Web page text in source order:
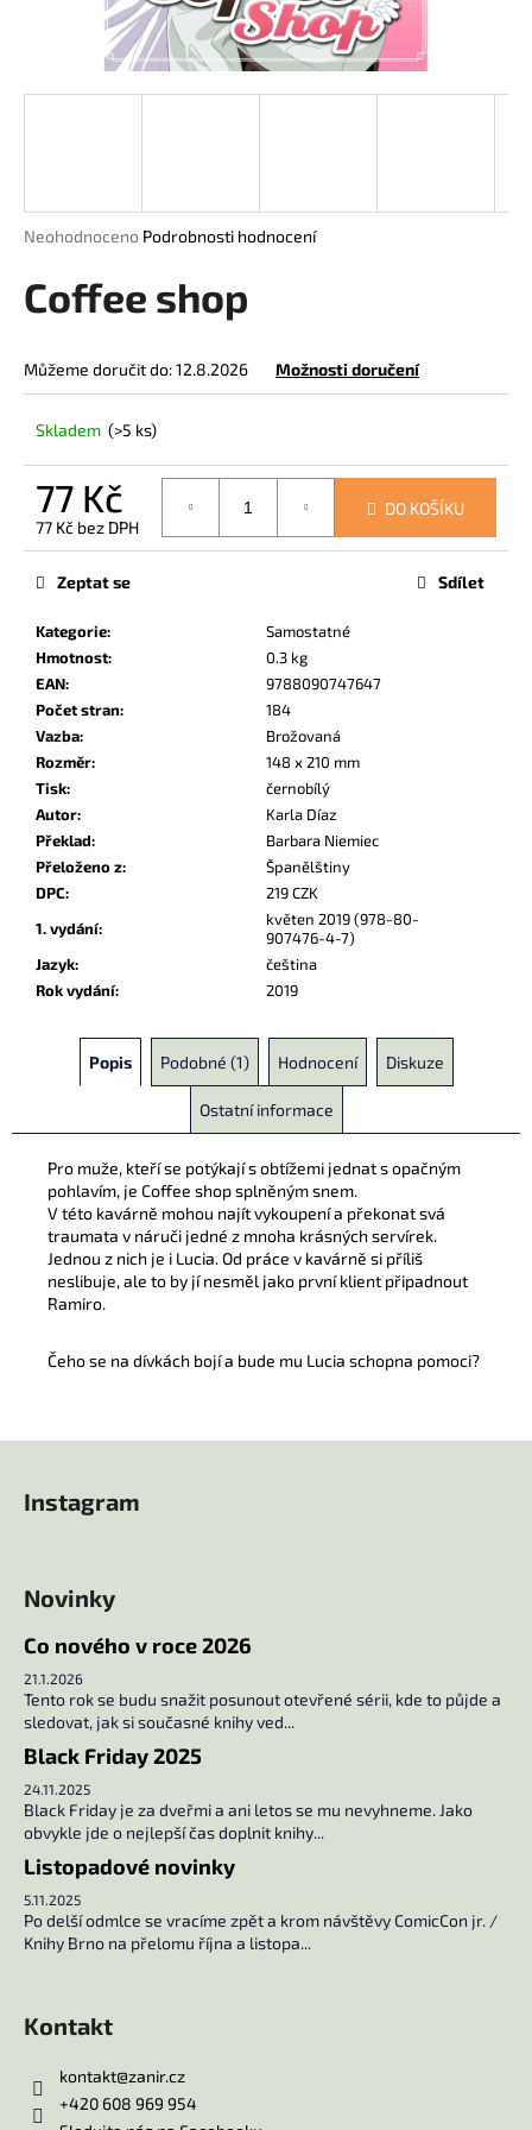
Průměrné
produktu
je
5
hvězdiček.
Neohodnoceno Podrobnosti hodnocení
Coffee shop
Můžeme doručit do:12.8.2026 Možnosti doručení
Skladem (>5 ks)
77 Kč
77 Kč bez DPH
Měrná
DO KOŠÍKU
Kategorie:
Samostatné
Hmotnost:
0.3 kg
EAN:
9788090747647
Počet stran:
184
Vazba:
Brožovaná
Rozměr:
148 x 210 mm
Tisk:
černobílý
Autor:
Karla Díaz
Překlad:
Barbara Niemiec
Přeloženo z:
Španělštiny
DPC:
219 CZK
1. vydání:
květen 2019 (978-80-
907476-4-7)
Jazyk:
čeština
Rok vydání: 2019
Zeptat se Sdílet
Popis Podobné (1) Hodnocení Diskuze
Ostatní informace
Pro muže, kteří se potýkají s obtížemi jednat s opačným
pohlavím, je Coffee shop splněným snem.
V této kavárně mohou najít vykoupení a překonat svá
traumata v náruči jedné z mnoha krásných servírek.
Jednou z nich je i Lucia. Od práce v kavárně si příliš
neslibuje, ale to by jí nesměl jako první klient připadnout
Ramiro.
Čeho se na dívkách bojí a bude mu Lucia schopna pomoci?
í
D
p
o
m
e
CRUELER
THAN
DEAD
174
Kč
Instagram
Novinky
Co nového v roce 2026
21.1.2026
Tento rok se budu snažit posunout otevřené sérii, kde to půjde a
sledovat, jak si současné knihy ved...
Black Friday 2025
24.11.2025
Black Friday je za dveřmi a ani letos se mu nevyhneme. Jako
obvykle jde o nejlepší čas doplnit knihy...
Listopadové novinky
5.11.2025
Po delší odmlce se vracíme zpět a krom návštěvy ComicCon jr. /
Knihy Brno na přelomu října a listopa...
Kontakt
kontakt@zanir.cz
+420 608 969 954